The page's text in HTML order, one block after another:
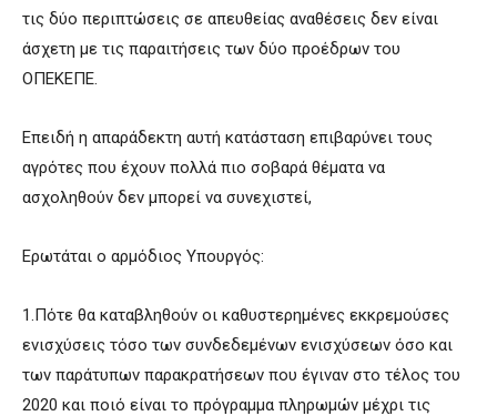
τις δύο περιπτώσεις σε απευθείας αναθέσεις δεν είναι
άσχετη με τις παραιτήσεις των δύο προέδρων του
ΟΠΕΚΕΠΕ.
Επειδή η απαράδεκτη αυτή κατάσταση επιβαρύνει τους
αγρότες που έχουν πολλά πιο σοβαρά θέματα να
ασχοληθούν δεν μπορεί να συνεχιστεί,
Ερωτάται ο αρμόδιος Υπουργός:
1.Πότε θα καταβληθούν οι καθυστερημένες εκκρεμούσες
ενισχύσεις τόσο των συνδεδεμένων ενισχύσεων όσο και
των παράτυπων παρακρατήσεων που έγιναν στο τέλος του
2020 και ποιό είναι το πρόγραμμα πληρωμών μέχρι τις